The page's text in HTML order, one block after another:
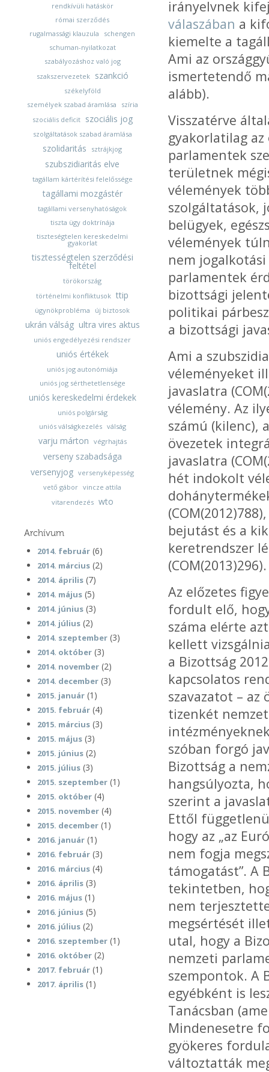
rendkívüli hatáskör
római szerződés
rugalmassági klauzula
schengen
schuman-nyilatkozat
szabályozáshoz való jog
szakszervezetek
szankció
székelyföld
személyek szabad áramlása
szíria
szociális deficit
szociális jog
szolgáltatások szabad áramlása
szolidaritás sztrájkjog
szubszidiaritás elve
tagállam kártérítési felelőssége
tagállami mozgástér
tagállami versenyhatóságok
tiszta ügy doktrínája
tiszteségtelen kereskedelmi
gyakorlat
tisztességtelen szerződési
feltétel
törökország
történelmi konfliktusok ttip
ügynökprobléma új biztosok
ukrán válság ultra vires aktus
uniós engedélyezési rendszer
uniós értékek
uniós jog autonómiája
uniós jog sérthetetlensége
uniós kereskedelmi érdekek
uniós polgárság
uniós válságkezelés válság
varju márton végrhajtás
verseny szabadsága
versenyjog versenyképesség
vető gábor vincze attila
vitarendezés wto
Archívum
2014. február (6)
2014. március (2)
2014. április (7)
2014. május (5)
2014. június (3)
2014. július (2)
2014. szeptember (3)
2014. október (3)
2014. november (2)
2014. december (3)
2015. január (1)
2015. február (4)
2015. március (3)
2015. május (3)
2015. június (2)
2015. július (3)
2015. szeptember (1)
2015. október (4)
2015. november (4)
2015. december (1)
2016. január (1)
2016. február (3)
2016. március (4)
2016. április (3)
2016. május (1)
2016. június (5)
2016. július (2)
2016. szeptember (1)
2016. október (2)
2017. február (1)
2017. április (1)
irányelvnek
válaszában a
kiemelte a
Ami az
ismertetendő
alább).
Visszatérve
gyakorlatilag
parlamentek
területnek
vélemények
szolgáltatások,
belügyek,
vélemények
nem
parlamentek
bizottsági
politikai
a bizottsági
Ami a
véleményeket
javaslatra
vélemény. Az
számú (kilenc),
övezetek
javaslatra
hét indokolt
bejutást és a
keretrendszer
(COM(2013)296).
Az előzetes
fordult elő,
száma elérte
kellett
a Bizottság
kapcsolatos
szavazatot – az
tizenkét
szóban forgó
Bizottság a
hangsúlyozta,
szerint a
Ettől
hogy az „az
nem fogja
támogatást”. A
tekintetben,
nem
megsértését
utal, hogy a
nemzeti
szempontok. A
egyébként is
Tanácsban
Mindenesetre
gyökeres
változtatták